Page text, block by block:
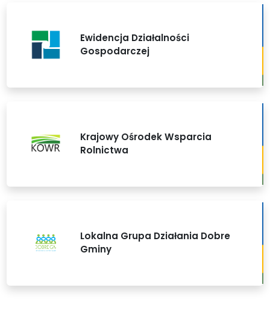
Ewidencja Działalności
Gospodarczej
Krajowy Ośrodek Wsparcia
Rolnictwa
Lokalna Grupa Działania Dobre
Gminy